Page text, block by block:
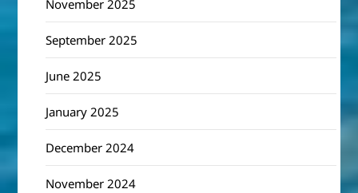
November 2025
September 2025
June 2025
January 2025
December 2024
November 2024